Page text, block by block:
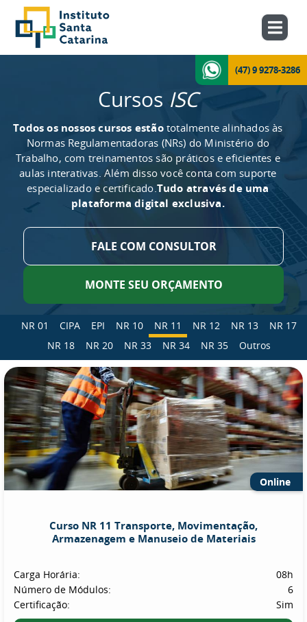
(47) 9 9278-3286
Cursos ISC
Todos os nossos cursos estãototalmente alinhados às
Normas Regulamentadoras (NRs) do Ministério do
Trabalho, com treinamentos são práticos e eficientes e
aulas interativas. Além disso você conta com suporte
especializado e certificado.Tudo através de uma
plataforma digital exclusiva.
FALE COM CONSULTOR
MONTE SEU ORÇAMENTO
NR 01 CIPA EPI NR 10 NR 11 NR 12 NR 13
NR 17
NR 18
NR 20 NR 33 NR 34 NR 35 Outros
Online
Curso NR 11 Transporte, Movimentação,
Armazenagem e Manuseio de Materiais
Carga Horária:
08h
Número de Módulos:
6
Certificação:
Sim